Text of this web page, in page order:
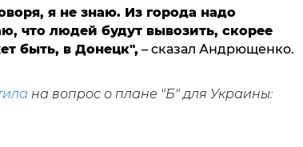
я не знаю. Из города надо
что людей будут вывозить, скорее
быть, в Донецк", – сказал Андрющенко.
на вопрос о плане "Б" для Украины: